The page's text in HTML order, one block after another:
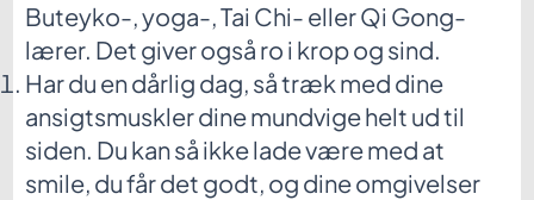
Buteyko-, yoga-, Tai Chi- eller Qi Gong-
lærer. Det giver også ro i krop og sind.
Har du en dårlig dag, så træk med dine
ansigtsmuskler dine mundvige helt ud til
siden. Du kan så ikke lade være med at
smile, du får det godt, og dine omgivelser